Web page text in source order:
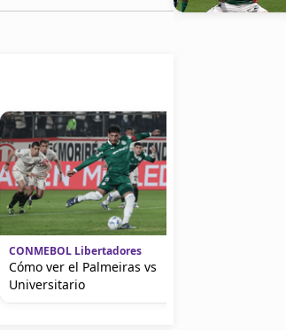
CONMEBOL Libertadores
Cómo ver el Palmeiras vs
Universitario